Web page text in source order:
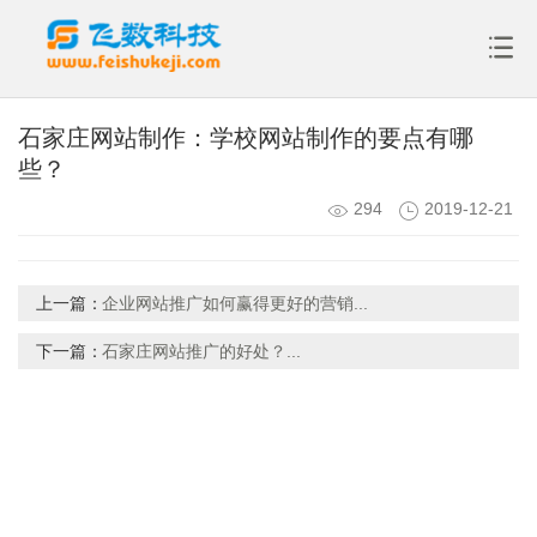
石家庄网站制作：学校网站制作的要点有哪
些？
294 2019-12-21
上一篇：企业网站推广如何赢得更好的营销...
下一篇：石家庄网站推广的好处？...